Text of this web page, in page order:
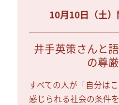
10月10日（土
井手英策さんと
の尊厳
すべての人が「自分は
感じられる社会の条件を